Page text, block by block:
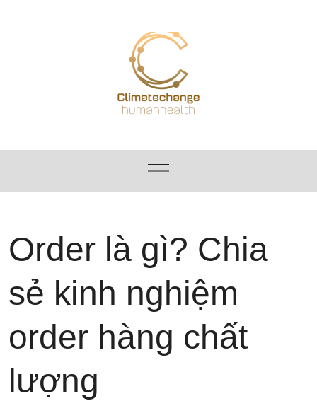
Order là gì? Chia
sẻ kinh nghiệm
order hàng chất
lượng